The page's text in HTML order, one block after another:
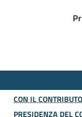
CON IL
PRESIDENZA DEL